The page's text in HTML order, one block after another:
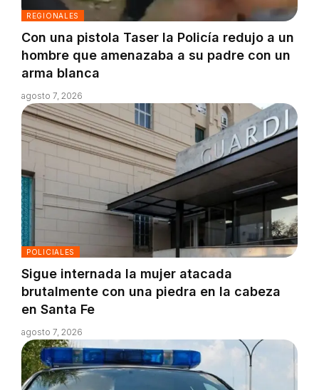
REGIONALES
Con una pistola Taser la Policía redujo a un
hombre que amenazaba a su padre con un
arma blanca
agosto 7, 2026
POLICIALES
Sigue internada la mujer atacada
brutalmente con una piedra en la cabeza
en Santa Fe
agosto 7, 2026